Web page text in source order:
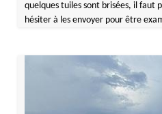
quelques tuiles sont brisées, il faut
hésiter à les envoyer pour être